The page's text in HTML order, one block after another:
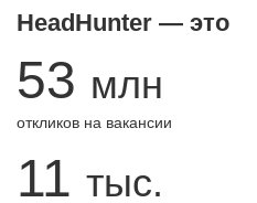
HeadHunter — это
53 млн
откликов на вакансии
11 тыс.